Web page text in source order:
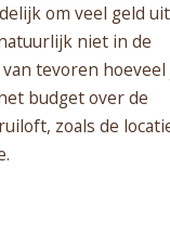
om veel geld
niet in de
tevoren hoeveel
budget over de
zoals de